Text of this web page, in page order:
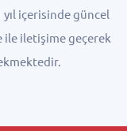
yıl içerisinde güncel
ile iletişime geçerek